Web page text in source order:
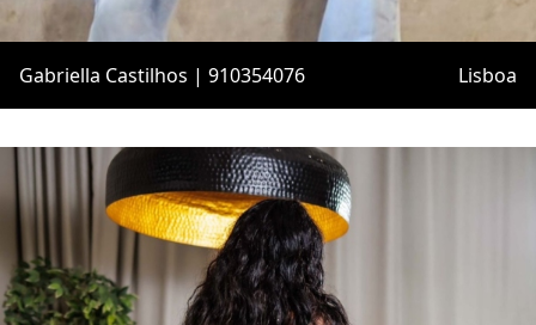
Gabriella Castilhos | 910354076 Lisboa